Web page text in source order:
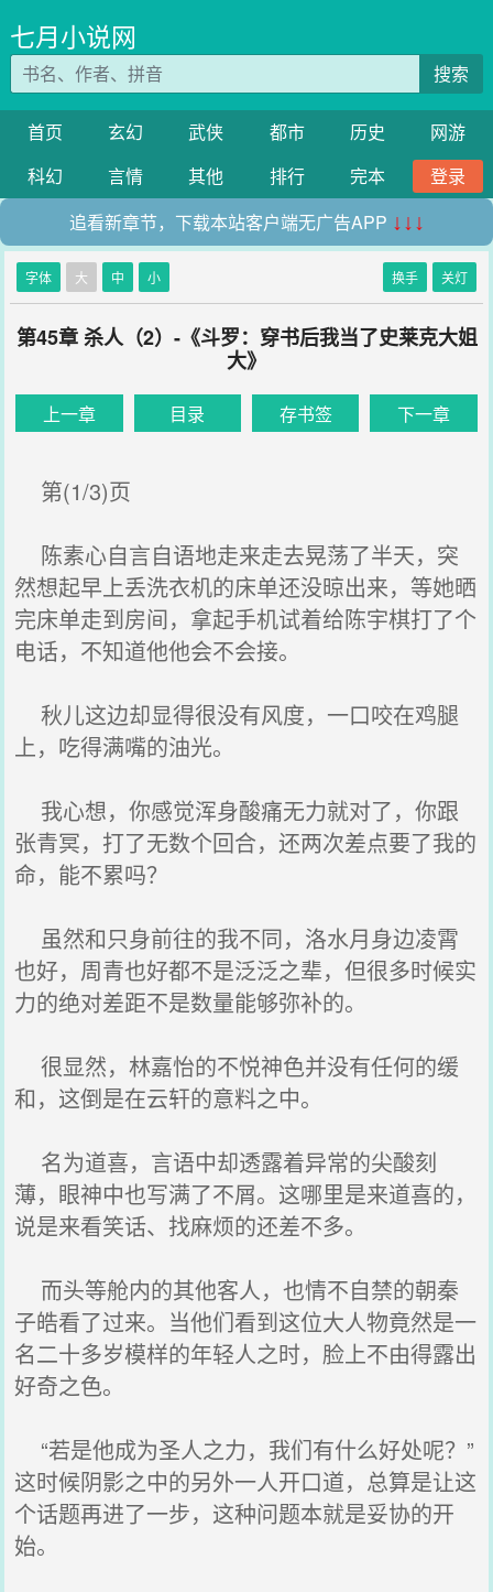
七月小说网
搜索
首页 玄幻 武侠 都市 历史
网游
科幻
言情 其他 排行 完本
登录
追看新章节，下载本站客户端无广告APP ↓↓↓
字体 大 中 小 换手 关灯
第45章 杀人（2）-《斗罗：穿书后我当了史莱克大姐
大》
上一章 目录 存书签 下一章
第(1/3)页
陈素心自言自语地走来走去晃荡了半天，突
然想起早上丢洗衣机的床单还没晾出来，等她晒
完床单走到房间，拿起手机试着给陈宇棋打了个
电话，不知道他他会不会接。
秋儿这边却显得很没有风度，一口咬在鸡腿
上，吃得满嘴的油光。
我心想，你感觉浑身酸痛无力就对了，你跟
张青冥，打了无数个回合，还两次差点要了我的
命，能不累吗？
虽然和只身前往的我不同，洛水月身边凌霄
也好，周青也好都不是泛泛之辈，但很多时候实
力的绝对差距不是数量能够弥补的。
很显然，林嘉怡的不悦神色并没有任何的缓
和，这倒是在云轩的意料之中。
名为道喜，言语中却透露着异常的尖酸刻
薄，眼神中也写满了不屑。这哪里是来道喜的，
说是来看笑话、找麻烦的还差不多。
而头等舱内的其他客人，也情不自禁的朝秦
子皓看了过来。当他们看到这位大人物竟然是一
名二十多岁模样的年轻人之时，脸上不由得露出
好奇之色。
“若是他成为圣人之力，我们有什么好处呢？”
这时候阴影之中的另外一人开口道，总算是让这
个话题再进了一步，这种问题本就是妥协的开
始。